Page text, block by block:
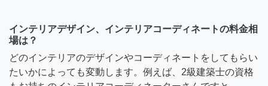
インテリアデザイン、インテリアコーディネートの料金相
場は？
どのインテリアのデザインやコーディネートをしてもらい
たいかによっても変動します。例えば、2級建築士の資格